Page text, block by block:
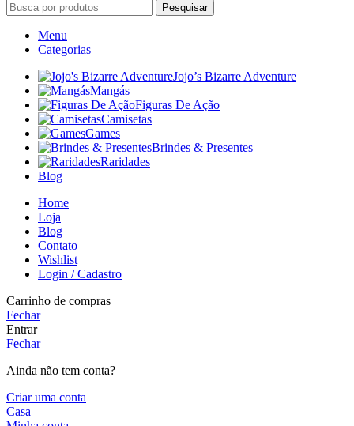
Pesquisar
Menu
Categorias
Jojo’s Bizarre Adventure
Mangás
Figuras De Ação
Camisetas
Games
Brindes & Presentes
Raridades
Blog
Home
Loja
Blog
Contato
Wishlist
Login / Cadastro
Carrinho de compras
Fechar
Entrar
Fechar
Ainda não tem conta?
Criar uma conta
Casa